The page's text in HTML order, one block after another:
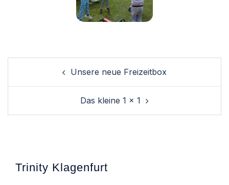
Unsere neue Freizeitbox
Das kleine 1 x 1
Trinity Klagenfurt